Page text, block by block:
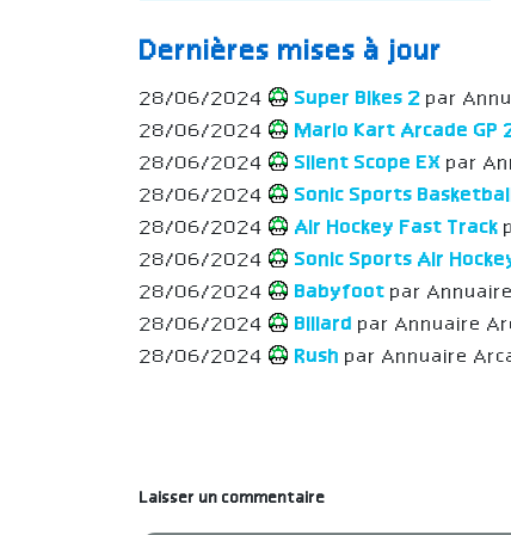
Dernières mises à jour
28/06/2024 Super Bikes 2 par
28/06/2024
Mario Kart Arcade GP
28/06/2024
Silent Scope EX par
28/06/2024
Sonic Sports Basketball
28/06/2024
Air Hockey Fast Track
28/06/2024
Sonic Sports Air
28/06/2024
Babyfoot par
28/06/2024
Billard par Annuaire
28/06/2024
Rush par Annuaire
Laisser un commentaire